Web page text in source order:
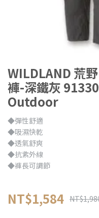
WILDLAND 荒
褲-深鐵灰
Outdoor
◆彈性舒適
◆吸濕快乾
◆透氣舒爽
◆抗紫外線
◆褲長可調節
NT$1,584